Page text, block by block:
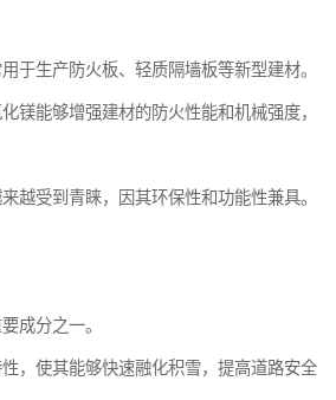
于生产防火板、轻质隔墙板等新型建材。
镁能够增强建材的防火性能和机械强度，
越受到青睐，因其环保性和功能性兼具。
成分之一。
，使其能够快速融化积雪，提高道路安全